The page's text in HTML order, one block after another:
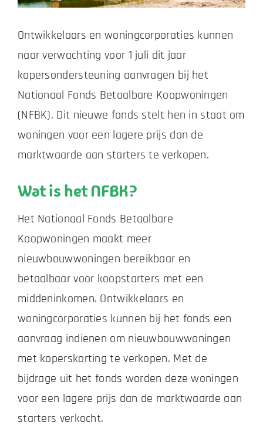
Zakelijk
Vacatures
Contact
Ontwikkelaars en woningcorporaties kunnen
naar verwachting voor 1 juli dit jaar
kopersondersteuning aanvragen bij het
Nationaal Fonds Betaalbare Koopwoningen
(NFBK). Dit nieuwe fonds stelt hen in staat om
woningen voor een lagere prijs dan de
marktwaarde aan starters te verkopen.
Wat is het NFBK?
Het Nationaal Fonds Betaalbare
Koopwoningen maakt meer
nieuwbouwwoningen bereikbaar en
betaalbaar voor koopstarters met een
middeninkomen. Ontwikkelaars en
woningcorporaties kunnen bij het fonds een
aanvraag indienen om nieuwbouwwoningen
met koperskorting te verkopen. Met de
bijdrage uit het fonds worden deze woningen
voor een lagere prijs dan de marktwaarde aan
starters verkocht.